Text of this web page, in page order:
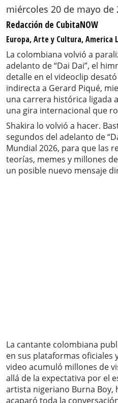
miércoles 20 de mayo de
Redacción de CubitaNOW
Europa, Arte y Cultura, America
La colombiana volvió a
adelanto de “Dai Dai”, el
detalle en el videoclip
indirecta a Gerard Piqué,
una carrera histórica ligada
una gira internacional que
Shakira lo volvió a hacer.
segundos del adelanto de
Mundial 2026, para que las
teorías, memes y millones
un posible nuevo mensaje
La cantante colombiana
en sus plataformas oficiales
video acumuló millones de
allá de la expectativa por el
artista nigeriano Burna Boy,
acaparó toda la